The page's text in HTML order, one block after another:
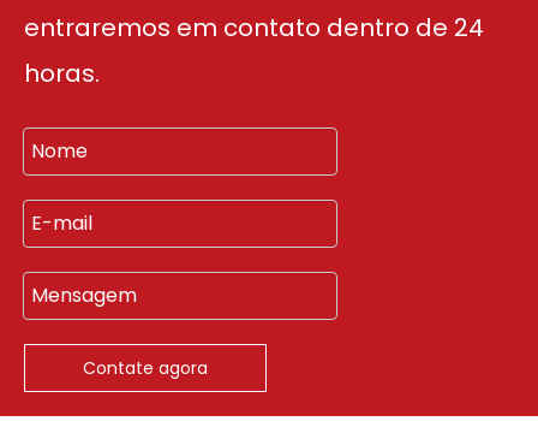
entraremos em contato dentro de 24
horas.
Contate agora